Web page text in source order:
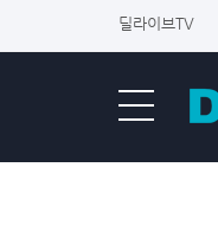
딜라이브TV